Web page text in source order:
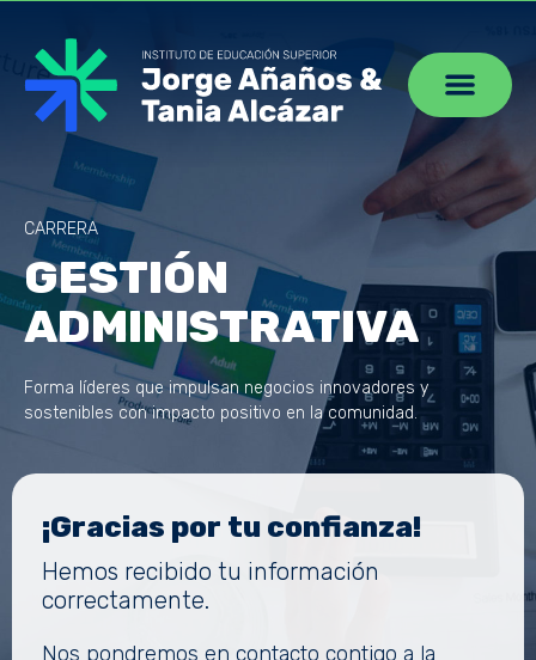
CARRERA
GESTIÓN
ADMINISTRATIVA
Forma líderes que impulsan negocios innovadores y
sostenibles con impacto positivo en la comunidad.
¡Gracias por tu confianza!
Hemos recibido tu información
correctamente.
Nos pondremos en contacto contigo a la